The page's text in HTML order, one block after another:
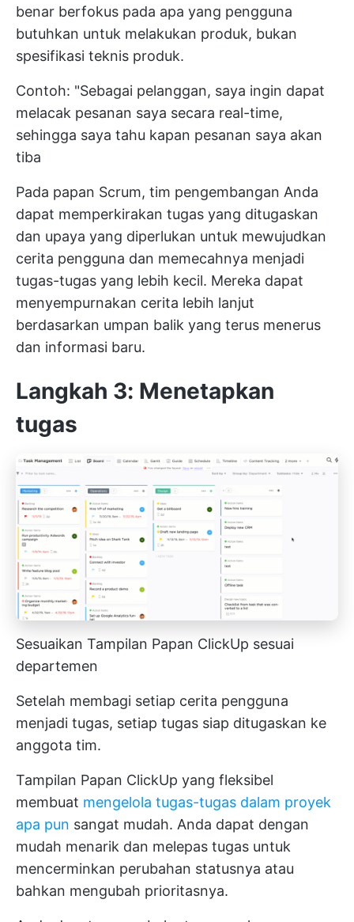
benar berfokus pada apa yang pengguna
butuhkan untuk melakukan produk, bukan
spesifikasi teknis produk.
Contoh: "Sebagai pelanggan, saya ingin dapat
melacak pesanan saya secara real-time,
sehingga saya tahu kapan pesanan saya akan
tiba
Pada papan Scrum, tim pengembangan Anda
dapat memperkirakan tugas yang ditugaskan
dan upaya yang diperlukan untuk mewujudkan
cerita pengguna dan memecahnya menjadi
tugas-tugas yang lebih kecil. Mereka dapat
menyempurnakan cerita lebih lanjut
berdasarkan umpan balik yang terus menerus
dan informasi baru.
Langkah 3: Menetapkan
tugas
Sesuaikan Tampilan Papan ClickUp sesuai
departemen
Setelah membagi setiap cerita pengguna
menjadi tugas, setiap tugas siap ditugaskan ke
anggota tim.
Tampilan Papan ClickUp yang fleksibel
membuat mengelola tugas-tugas dalam proyek
apa pun sangat mudah. Anda dapat dengan
mudah menarik dan melepas tugas untuk
mencerminkan perubahan statusnya atau
bahkan mengubah prioritasnya.